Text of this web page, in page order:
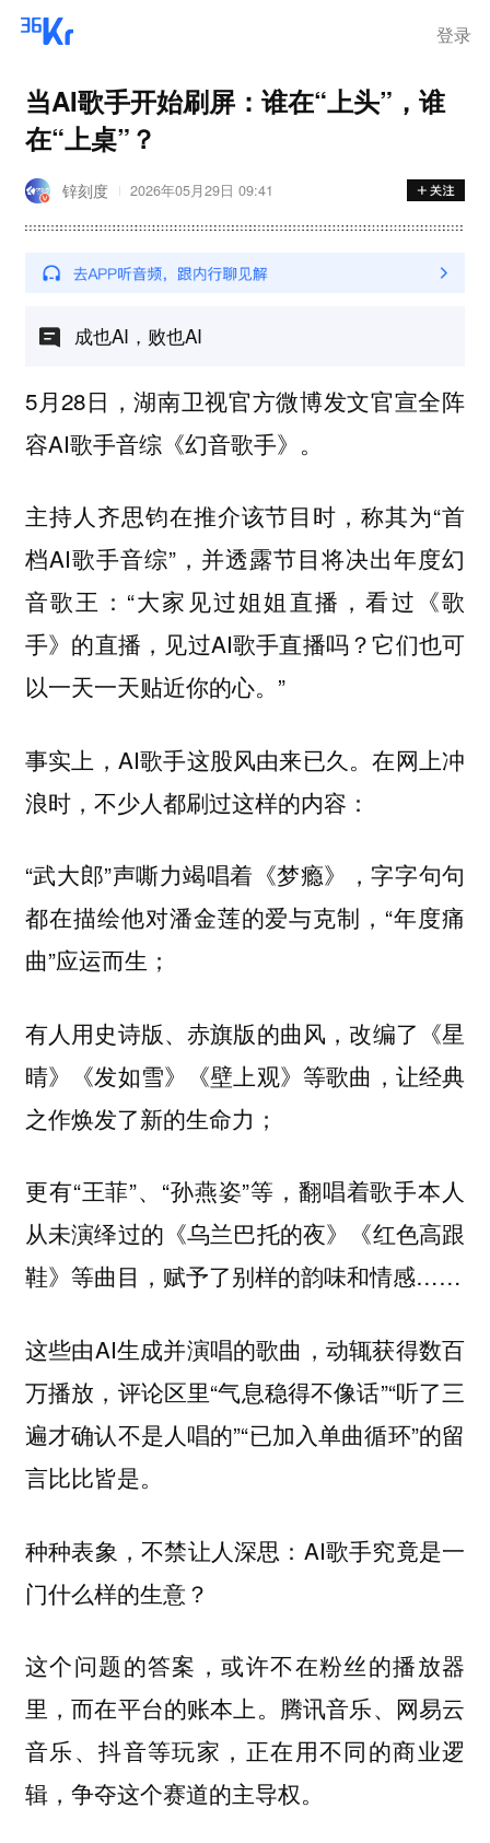
登录
当AI歌手开始刷屏：谁在“上头”，谁
在“上桌”？
锌刻度 2026年05月29日 09:41
成也AI，败也AI
5月28日，湖南卫视官方微博发文官宣全阵
容AI歌手音综《幻音歌手》。
主持人齐思钧在推介该节目时，称其为“首
档AI歌手音综”，并透露节目将决出年度幻
音歌王：“大家见过姐姐直播，看过《歌
手》的直播，见过AI歌手直播吗？它们也可
以一天一天贴近你的心。”
事实上，AI歌手这股风由来已久。在网上冲
浪时，不少人都刷过这样的内容：
“武大郎”声嘶力竭唱着《梦瘾》，字字句句
都在描绘他对潘金莲的爱与克制，“年度痛
曲”应运而生；
有人用史诗版、赤旗版的曲风，改编了《星
晴》《发如雪》《壁上观》等歌曲，让经典
之作焕发了新的生命力；
更有“王菲”、“孙燕姿”等，翻唱着歌手本人
从未演绎过的《乌兰巴托的夜》《红色高跟
鞋》等曲目，赋予了别样的韵味和情感……
这些由AI生成并演唱的歌曲，动辄获得数百
万播放，评论区里“气息稳得不像话”“听了三
遍才确认不是人唱的”“已加入单曲循环”的留
言比比皆是。
种种表象，不禁让人深思：AI歌手究竟是一
门什么样的生意？
这个问题的答案，或许不在粉丝的播放器
里，而在平台的账本上。腾讯音乐、网易云
音乐、抖音等玩家，正在用不同的商业逻
辑，争夺这个赛道的主导权。